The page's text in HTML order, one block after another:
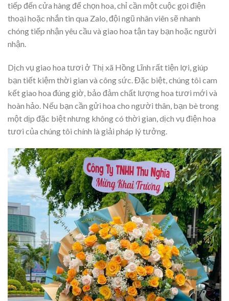
tiếp đến cửa hàng để chọn hoa, chỉ cần một cuộc gọi điện
thoại hoặc nhắn tin qua Zalo, đội ngũ nhân viên sẽ nhanh
chóng tiếp nhận yêu cầu và giao hoa tận tay bạn hoặc người
nhận.
Dịch vụ giao hoa tươi ở Thị xã Hồng Lĩnh rất tiện lợi, giúp
bạn tiết kiệm thời gian và công sức. Đặc biệt, chúng tôi cam
kết giao hoa đúng giờ, bảo đảm chất lượng hoa tươi mới và
hoàn hảo. Nếu bạn cần gửi hoa cho người thân, bạn bè trong
một dịp đặc biệt nhưng không có thời gian, dịch vụ điện hoa
tươi của chúng tôi chính là giải pháp lý tưởng.